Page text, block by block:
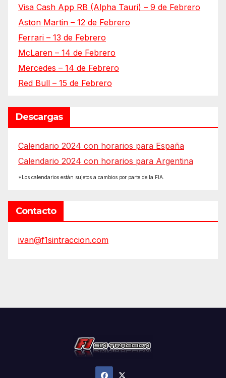
Visa Cash App RB (Alpha Tauri) – 9 de Febrero
Aston Martin – 12 de Febrero
Ferrari – 13 de Febrero
McLaren – 14 de Febrero
Mercedes – 14 de Febrero
Red Bull – 15 de Febrero
Descargas
Calendario 2024 con horarios para España
Calendario 2024 con horarios para Argentina
*Los calendarios están sujetos a cambios por parte de la FIA.
Contacto
ivan@f1sintraccion.com